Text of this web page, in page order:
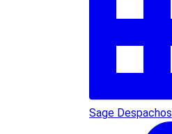
Sage Despachos